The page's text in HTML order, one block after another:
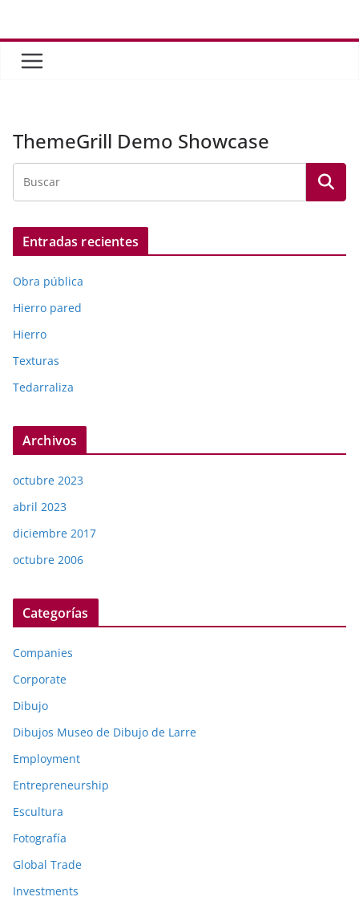
contenido
ThemeGrill Demo Showcase
Entradas recientes
Obra pública
Hierro pared
Hierro
Texturas
Tedarraliza
Archivos
octubre 2023
abril 2023
diciembre 2017
octubre 2006
Categorías
Companies
Corporate
Dibujo
Dibujos Museo de Dibujo de Larre
Employment
Entrepreneurship
Escultura
Fotografía
Global Trade
Investments